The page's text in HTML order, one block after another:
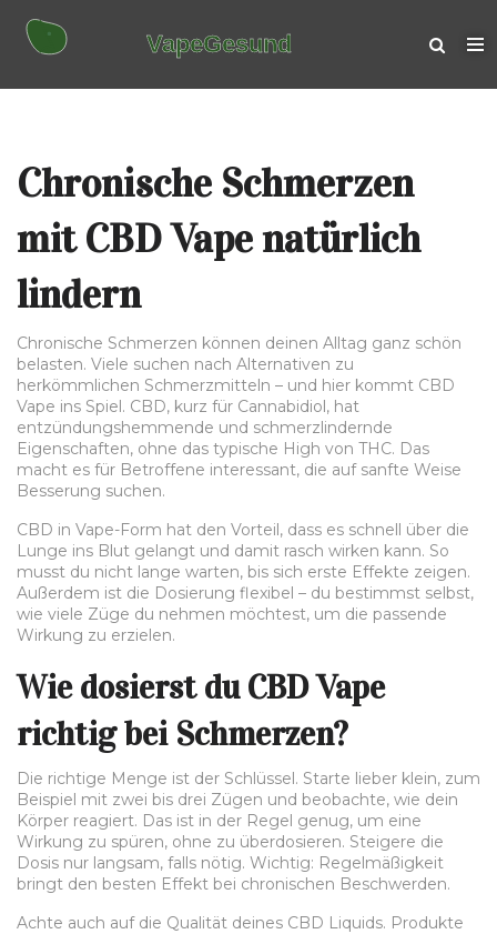
Chronische Schmerzen
mit CBD Vape natürlich
lindern
Chronische Schmerzen können deinen Alltag ganz schön
belasten. Viele suchen nach Alternativen zu
herkömmlichen Schmerzmitteln – und hier kommt CBD
Vape ins Spiel. CBD, kurz für Cannabidiol, hat
entzündungshemmende und schmerzlindernde
Eigenschaften, ohne das typische High von THC. Das
macht es für Betroffene interessant, die auf sanfte Weise
Besserung suchen.
CBD in Vape-Form hat den Vorteil, dass es schnell über die
Lunge ins Blut gelangt und damit rasch wirken kann. So
musst du nicht lange warten, bis sich erste Effekte zeigen.
Außerdem ist die Dosierung flexibel – du bestimmst selbst,
wie viele Züge du nehmen möchtest, um die passende
Wirkung zu erzielen.
Wie dosierst du CBD Vape
richtig bei Schmerzen?
Die richtige Menge ist der Schlüssel. Starte lieber klein, zum
Beispiel mit zwei bis drei Zügen und beobachte, wie dein
Körper reagiert. Das ist in der Regel genug, um eine
Wirkung zu spüren, ohne zu überdosieren. Steigere die
Dosis nur langsam, falls nötig. Wichtig: Regelmäßigkeit
bringt den besten Effekt bei chronischen Beschwerden.
Achte auch auf die Qualität deines CBD Liquids. Produkte